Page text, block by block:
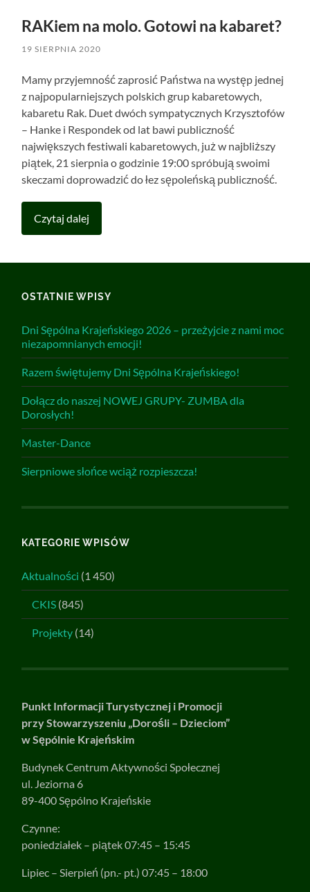
RAKiem na molo. Gotowi na kabaret?
19 SIERPNIA 2020
Mamy przyjemność zaprosić Państwa na występ jednej
z najpopularniejszych polskich grup kabaretowych,
kabaretu Rak. Duet dwóch sympatycznych Krzysztofów
– Hanke i Respondek od lat bawi publiczność
największych festiwali kabaretowych, już w najbliższy
piątek, 21 sierpnia o godzinie 19:00 spróbują swoimi
skeczami doprowadzić do łez sępoleńską publiczność.
Czytaj dalej
OSTATNIE WPISY
Dni Sępólna Krajeńskiego 2026 – przeżyjcie z nami moc
niezapomnianych emocji!
Razem świętujemy Dni Sępólna Krajeńskiego!
Dołącz do naszej NOWEJ GRUPY- ZUMBA dla
Dorosłych!
Master-Dance
Sierpniowe słońce wciąż rozpieszcza!
KATEGORIE WPISÓW
Aktualności (1 450)
CKIS (845)
Projekty (14)
Punkt Informacji Turystycznej i Promocji
przy Stowarzyszeniu „Dorośli – Dzieciom”
w Sępólnie Krajeńskim
Budynek Centrum Aktywności Społecznej
ul. Jeziorna 6
89-400 Sępólno Krajeńskie
Czynne:
poniedziałek – piątek 07:45 – 15:45
Lipiec – Sierpień (pn.- pt.) 07:45 – 18:00